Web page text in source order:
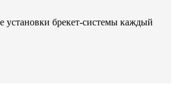
установки брекет-системы каждый